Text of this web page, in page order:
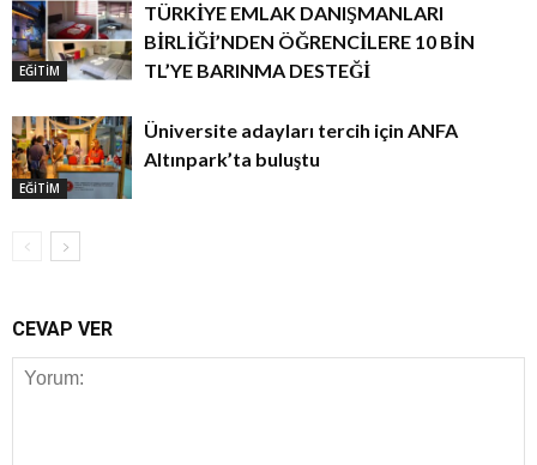
EĞİTİM
TÜRKİYE EMLAK DANIŞMANLARI
BİRLİĞİ’NDEN ÖĞRENCİLERE 10 BİN
TL’YE BARINMA DESTEĞİ
EĞİTİM
Üniversite adayları tercih için ANFA
Altınpark’ta buluştu
CEVAP VER